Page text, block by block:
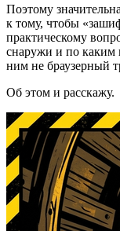
Поэтому
к тому, чтобы
практическому
снаружи и по каким
ним не браузерный
Об этом и расскажу.